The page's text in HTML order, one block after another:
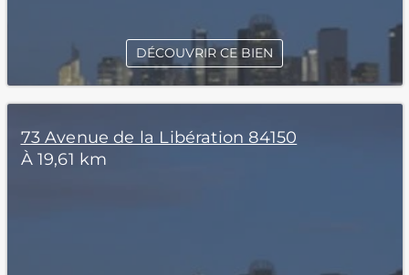
DÉCOUVRIR CE BIEN
73 Avenue de la Libération 84150
À 19,61 km